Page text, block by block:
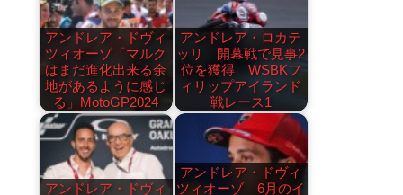
アンドレア・ドヴィ
ツィオーゾ「マルク
はまだ進化出来る余
地があるように感じ
る」MotoGP2024
アンドレア・ロカテ
ッリ 開幕戦で見事2
位を獲得 WSBKフ
ィリップアイランド
戦レース1
アンドレア・ドヴィ
アンドレア・ドヴィ
ツィオーゾ 6月のイ